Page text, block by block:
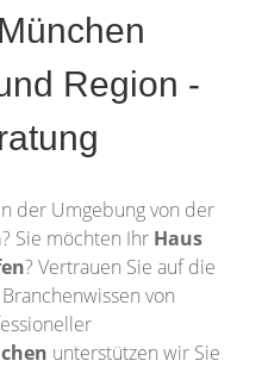
Region -
der Umgebung von der
? Sie möchten Ihr Haus
? Vertrauen Sie auf die
von
unterstützen wir Sie